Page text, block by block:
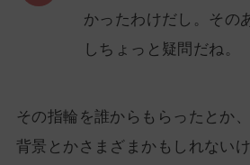
かったわけだし。その
しちょっと疑問だね。
その指輪を誰からもらったとか
背景とかさまざまかもしれない